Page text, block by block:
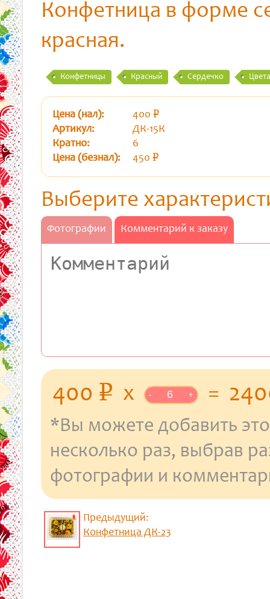
Конфетница в форме
красная.
Конфетницы Красный Сердечко Цвета
Цена (нал): 400 p
Артикул:
ДК-15К
Кратно:
6
Цена (безнал):
450 p
Выберите
Фотографии Комментарий к заказу
400 p уб.
x - + =
*Вы можете добавить
несколько раз, выбрав
фотографии и
Предыдущий:
Конфетница ДК-23